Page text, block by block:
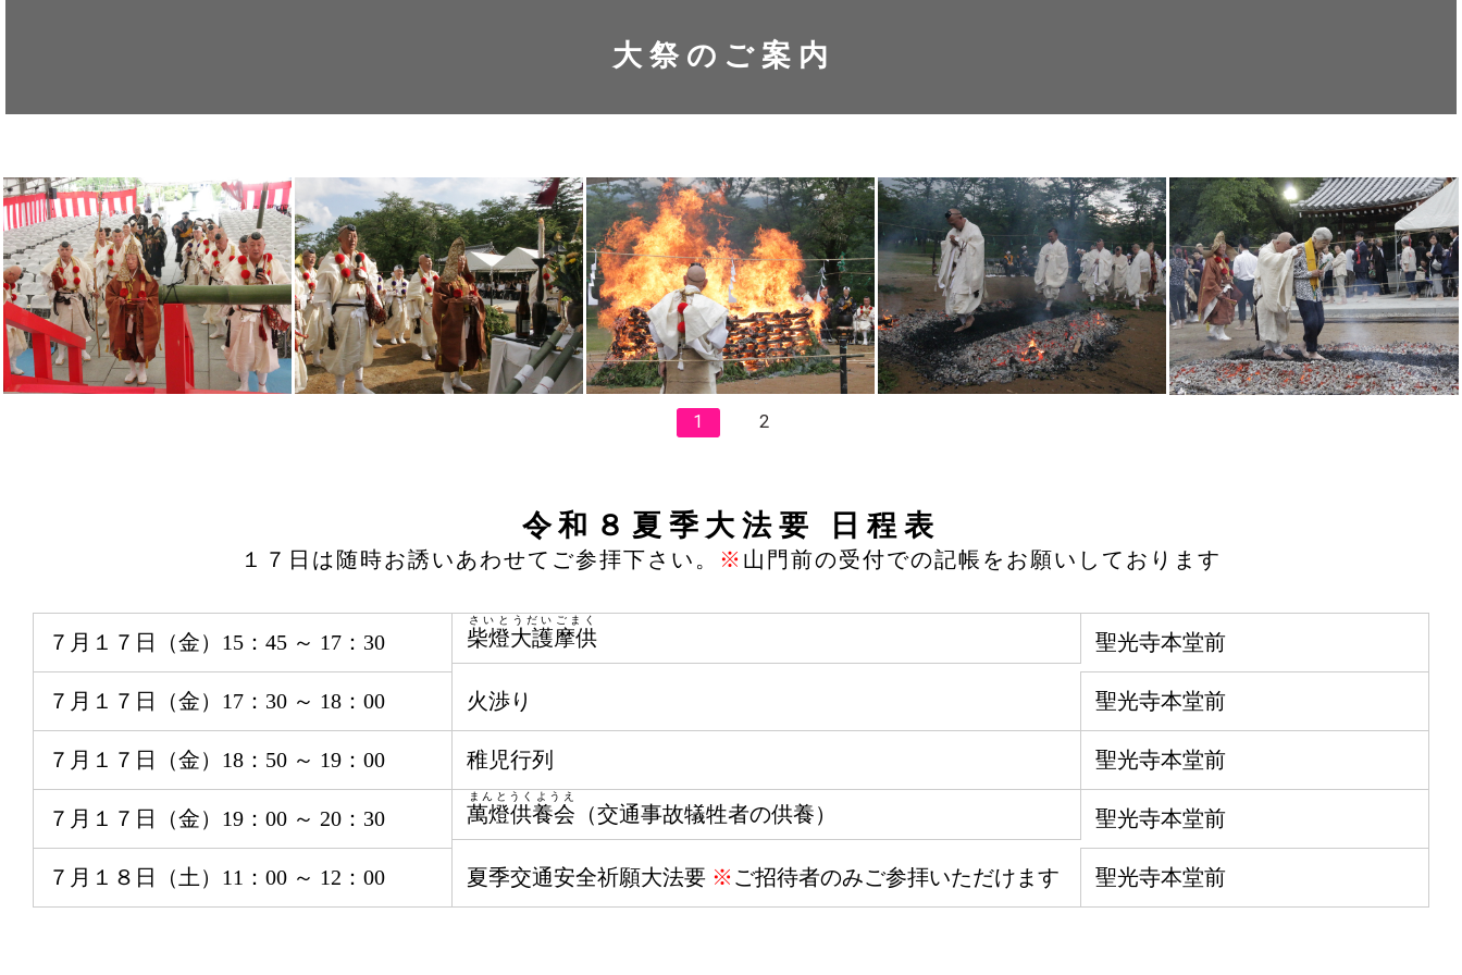
大祭のご案内
1 2
令和８夏季大法要 日程表
１７日は随時お誘いあわせてご参拝下さい。 ※ 山門前の受付での記帳をお願いしております
７月１７日（金）15：45 ～ 17：30 柴燈大護摩供
さいとうだいごまく
聖光寺本堂前
７月１７日（金）17：30 ～ 18：00 火渉り 聖光寺本堂前
７月１７日（金）18：50 ～ 19：00 稚児行列 聖光寺本堂前
７月１７日（金）19：00 ～ 20：30 萬燈供養会
まんとうくようえ
（交通事故犠牲者の供養） 聖光寺本堂前
７月１８日（土）11：00 ～ 12：00 夏季交通安全祈願大法要 ※ ご招待者のみご参拝いただけます 聖光寺本堂前